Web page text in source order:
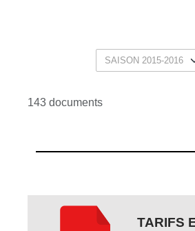
143 documents
TARIFS